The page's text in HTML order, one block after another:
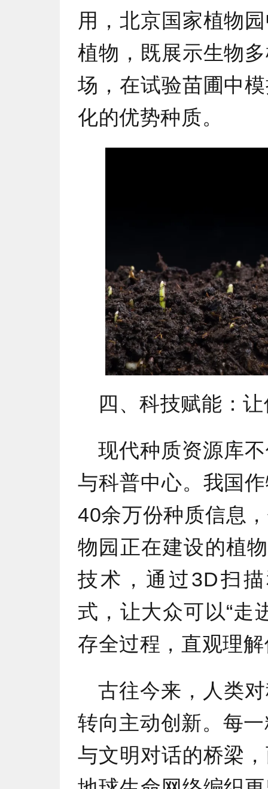
用，北京国家植物
植物，既展示生物
场，在试验苗圃中
化的优势种质。
四、科技赋能：让
现代种质资源库
与科普中心。我国
40余万份种质信息
物园正在建设的植
技术，通过3D扫
式，让大众可以“走
存全过程，直观理
古往今来，人类
转向主动创新。每
与文明对话的桥梁